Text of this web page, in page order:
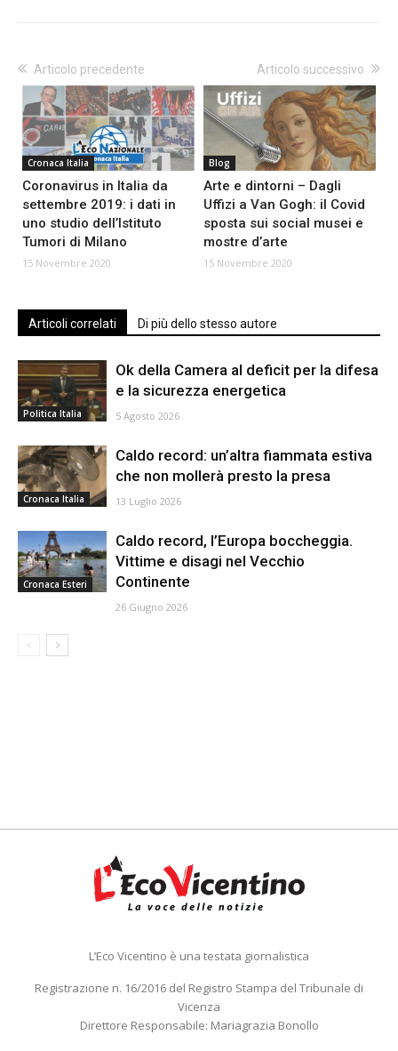
Articolo precedente
Cronaca Italia
Coronavirus in Italia da
settembre 2019: i dati in
uno studio dell’Istituto
Tumori di Milano
15 Novembre 2020
Articolo successivo
Blog
Arte e dintorni – Dagli
Uffizi a Van Gogh: il Covid
sposta sui social musei e
mostre d’arte
15 Novembre 2020
Articoli correlati Di più dello stesso autore
Politica Italia
Ok della Camera al deficit per la difesa
e la sicurezza energetica
5 Agosto 2026
Cronaca Italia
Caldo record: un’altra fiammata estiva
che non mollerà presto la presa
13 Luglio 2026
Cronaca Esteri
Caldo record, l’Europa boccheggia.
Vittime e disagi nel Vecchio
Continente
26 Giugno 2026
L’Eco Vicentino è una testata giornalistica
Registrazione n. 16/2016 del Registro Stampa del Tribunale di
Vicenza
Direttore Responsabile: Mariagrazia Bonollo